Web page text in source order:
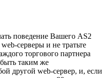
поведение Вашего AS2
серверы и не тратьте
торгового партнера
таким же
другой web-сервер, и, если